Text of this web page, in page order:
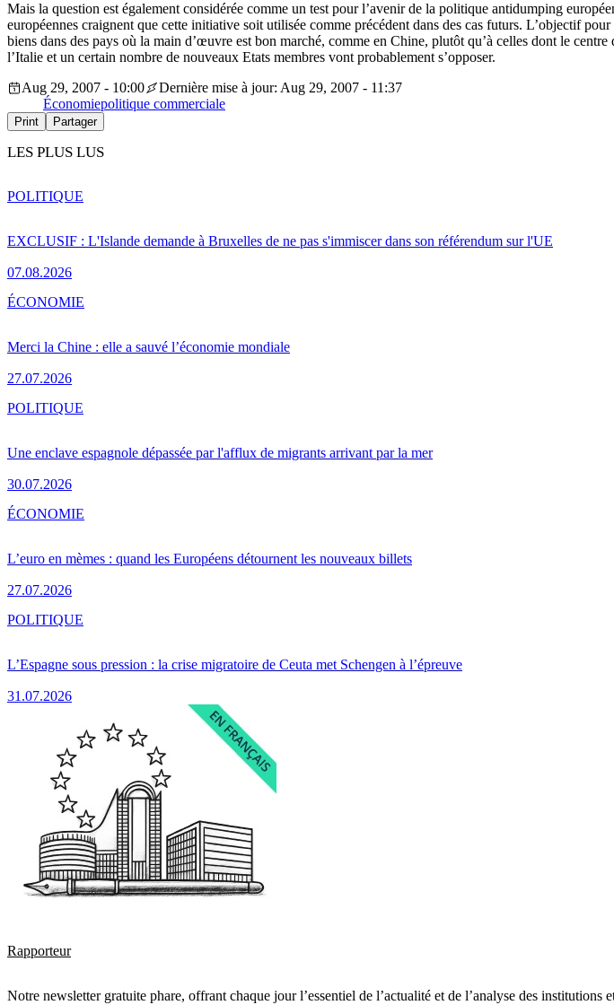
Mais la question est également considérée comme un test pour l’avenir de la politique antidumping
européennes craignent que cette initiative soit utilisée comme précédent dans des cas futurs. L’objectif
biens dans des pays où la main d’œuvre est bon marché, comme en Chine, plutôt qu’à celles dont le
l’Italie et un certain nombre de nouveaux Etats membres vont probablement s’opposer.
Aug 29, 2007 - 10:00
Dernière mise à jour: Aug 29, 2007 - 11:37
Économiepolitique commerciale
Print Partager
LES PLUS LUS
EXCLUSIF : L'Islande demande à Bruxelles de ne pas s'immiscer dans son référendum sur l'UE
07.08.2026
POLITIQUE
Merci la Chine : elle a sauvé l’économie mondiale
27.07.2026
ÉCONOMIE
Une enclave espagnole dépassée par l'afflux de migrants arrivant par la mer
30.07.2026
POLITIQUE
L’euro en mèmes : quand les Européens détournent les nouveaux billets
27.07.2026
ÉCONOMIE
L’Espagne sous pression : la crise migratoire de Ceuta met Schengen à l’épreuve
31.07.2026
POLITIQUE
Rapporteur
Notre newsletter gratuite phare, offrant chaque jour l’essentiel de l’actualité et de l’analyse des